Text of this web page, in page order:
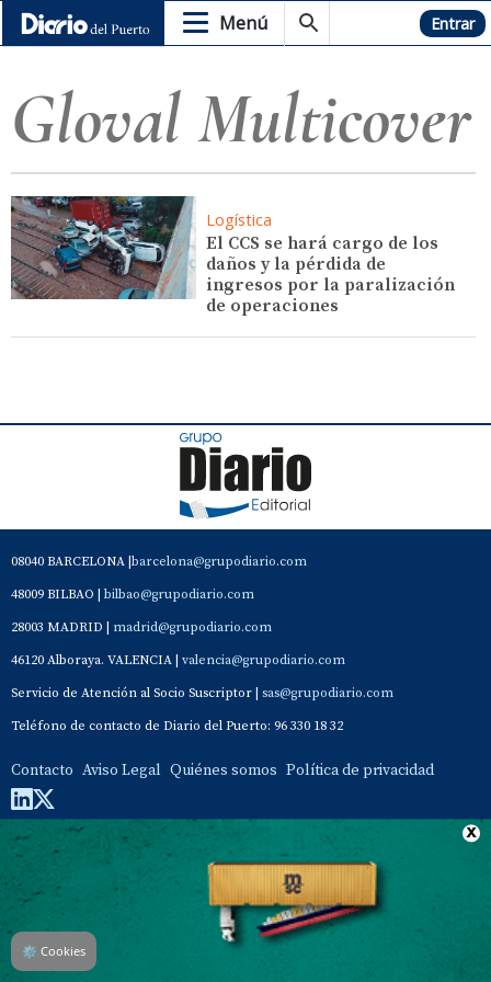
Menú Hemeroteca Entrar
Gloval Multicover
Logística
El CCS se hará cargo de los
daños y la pérdida de
ingresos por la paralización
de operaciones
08040 BARCELONA | barcelona@grupodiario.com
48009 BILBAO | bilbao@grupodiario.com
28003 MADRID | madrid@grupodiario.com
46120 Alboraya. VALENCIA | valencia@grupodiario.com
Servicio de Atención al Socio Suscriptor | sas@grupodiario.com
Teléfono de contacto de Diario del Puerto: 96 330 18 32
Contacto Aviso Legal Quiénes somos Política de privacidad
⚙ Cookies